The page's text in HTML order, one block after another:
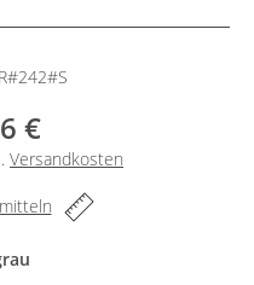
€
Versandkosten